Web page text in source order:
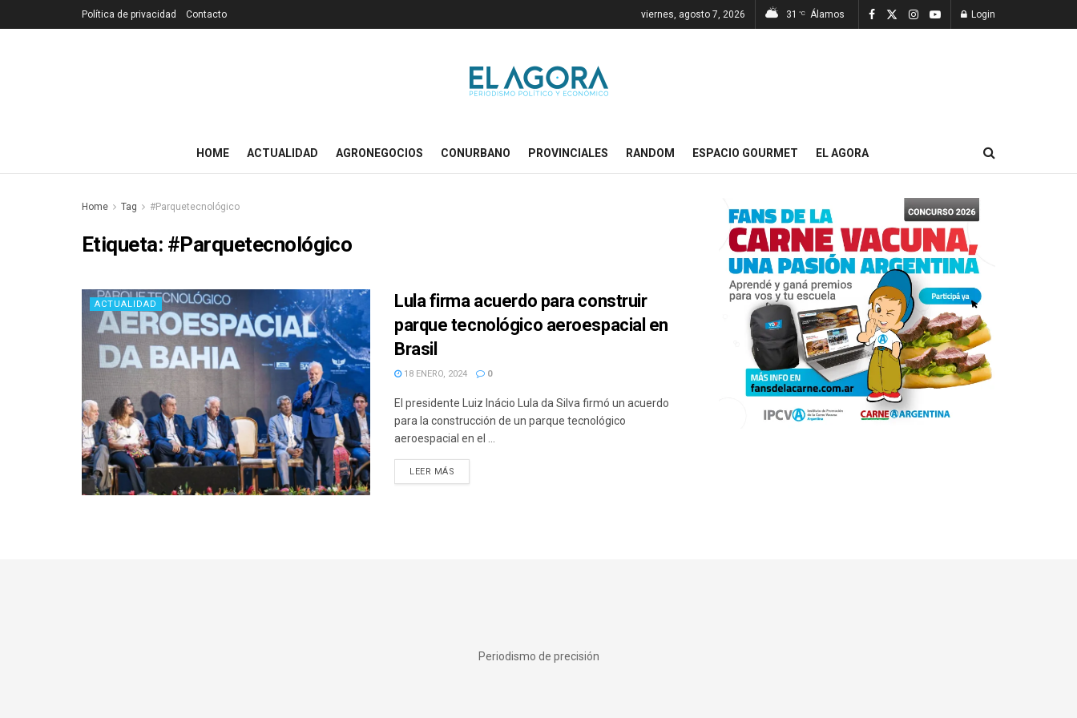
Política de privacidad Contacto viernes, agosto 7, 2026 31 °C Álamos Login
HOME ACTUALIDAD AGRONEGOCIOS CONURBANO PROVINCIALES RANDOM ESPACIO GOURMET EL AGORA
Home Tag #Parquetecnológico
Etiqueta: #Parquetecnológico
ACTUALIDAD
Lula firma acuerdo para construir
parque tecnológico aeroespacial en
Brasil
18 ENERO, 2024 0
El presidente Luiz Inácio Lula da Silva firmó un acuerdo
para la construcción de un parque tecnológico
aeroespacial en el ...
LEER MÁS
Periodismo de precisión